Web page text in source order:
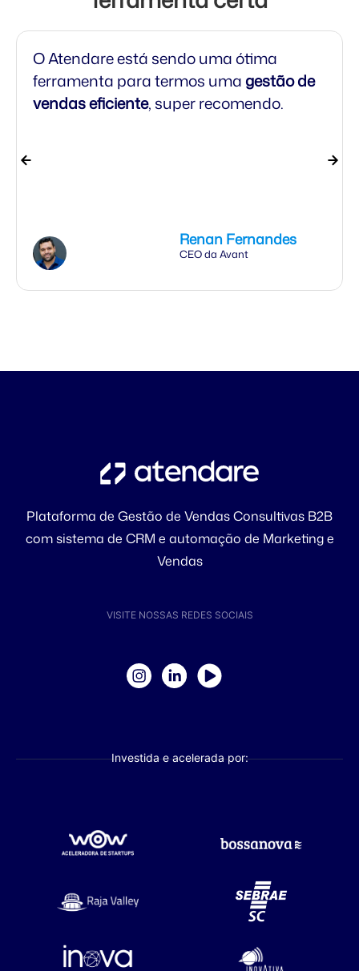
O Atendare está sendo uma ótima
ferramenta para termos uma gestão de
vendas eficiente, super recomendo.
Renan Fernandes
CEO da Avant
Plataforma de Gestão de Vendas Consultivas B2B
com sistema de CRM e automação de Marketing e
Vendas
VISITE NOSSAS REDES SOCIAIS
Investida e acelerada por: